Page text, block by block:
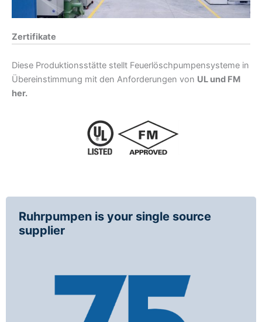
Zertifikate
Diese Produktionsstätte stellt Feuerlöschpumpensysteme in
Übereinstimmung mit den Anforderungen von UL und FM
her.
Ruhrpumpen is your single source
supplier